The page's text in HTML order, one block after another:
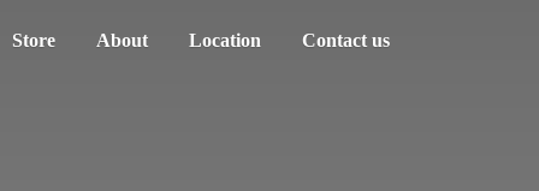
Store About Location Contact us